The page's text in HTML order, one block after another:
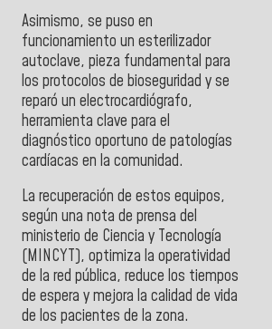
Asimismo, se puso en
funcionamiento un esterilizador
autoclave, pieza fundamental para
los protocolos de bioseguridad y se
reparó un electrocardiógrafo,
herramienta clave para el
diagnóstico oportuno de patologías
cardíacas en la comunidad.
La recuperación de estos equipos,
según una nota de prensa del
ministerio de Ciencia y Tecnología
(MINCYT), optimiza la operatividad
de la red pública, reduce los tiempos
de espera y mejora la calidad de vida
de los pacientes de la zona.